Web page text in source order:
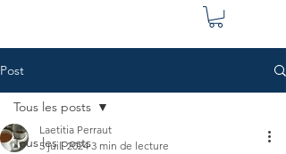
Post
Tous les posts
Tous les posts
Laetitia Perraut
5 juil. 2024 3 min de lecture